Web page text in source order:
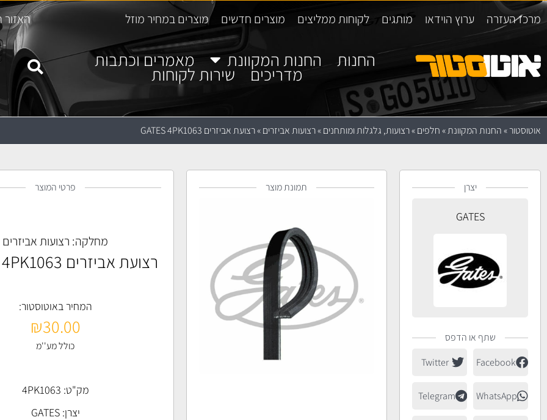
מרכז העזרה ערוץ הוידאו מותגים לקוחות ממליצים מוצרים חדשים מוצרים במחיר מוזל האזור
החנות החנות המקוונת מאמרים וכתבות
מדריכים שירות לקוחות
אוטוסטור»החנות המקוונת»חלפים»רצועות, גלגלות ומותחנים»רצועות אביזרים»רצועת אביזרים GATES 4PK1063
יצרן
GATES
שתף או הדפס
Facebook
Twitter
WhatsApp
Telegram
תמונת מוצר פרטי המוצר
מחלקה: רצועות אביזרים
רצועת אביזרים GATES 4PK1063
המחיר באוטוסטור:
₪30.00
כולל מע''מ
מק"ט: 4PK1063
יצרן:GATES